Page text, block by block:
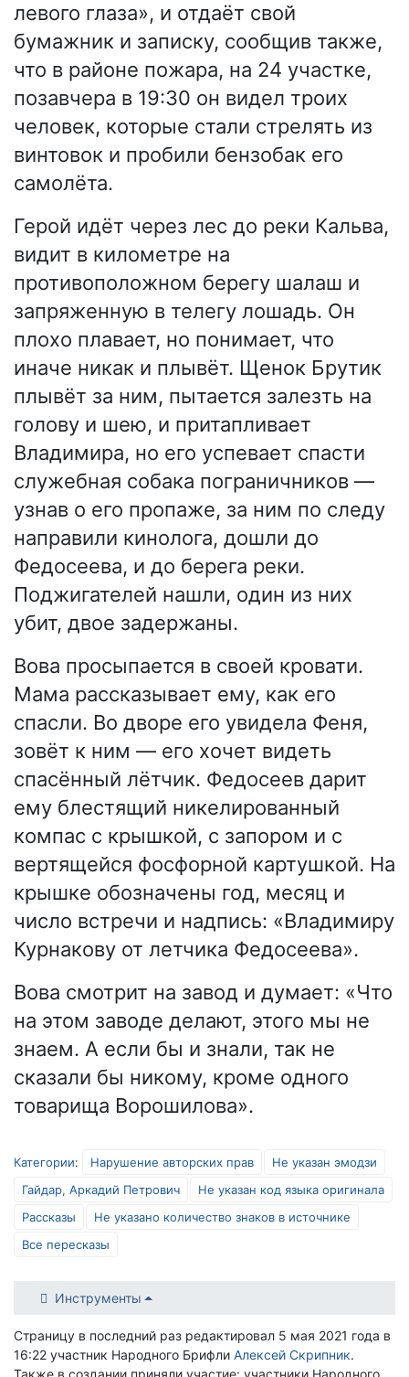
левого глаза», и отдаёт свой
бумажник и записку, сообщив также,
что в районе пожара, на 24 участке,
позавчера в 19:30 он видел троих
человек, которые стали стрелять из
винтовок и пробили бензобак его
самолёта.
Герой идёт через лес до реки Кальва,
видит в километре на
противоположном берегу шалаш и
запряженную в телегу лошадь. Он
плохо плавает, но понимает, что
иначе никак и плывёт. Щенок Брутик
плывёт за ним, пытается залезть на
голову и шею, и притапливает
Владимира, но его успевает спасти
служебная собака пограничников —
узнав о его пропаже, за ним по следу
направили кинолога, дошли до
Федосеева, и до берега реки.
Поджигателей нашли, один из них
убит, двое задержаны.
Вова просыпается в своей кровати.
Мама рассказывает ему, как его
спасли. Во дворе его увидела Феня,
зовёт к ним — его хочет видеть
спасённый лётчик. Федосеев дарит
ему блестящий никелированный
компас с крышкой, с запором и с
вертящейся фосфорной картушкой. На
крышке обозначены год, месяц и
число встречи и надпись: «Владимиру
Курнакову от летчика Федосеева».
Вова смотрит на завод и думает: «Что
на этом заводе делают, этого мы не
знаем. А если бы и знали, так не
сказали бы никому, кроме одного
товарища Ворошилова».
Категории: Нарушение авторских прав
Не указан эмодзи
Гайдар, Аркадий Петрович
Не указан код языка оригинала
Рассказы
Не указано количество знаков в источнике
Все пересказы
Инструменты
Страницу в последний раз редактировал 5 мая 2021 года в
16:22 участник Народного Брифли Алексей Скрипник.